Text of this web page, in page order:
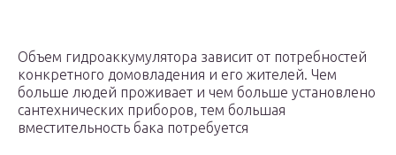
Объем гидроаккумулятора зависит от потребностей
конкретного домовладения и его жителей. Чем
больше людей проживает и чем больше установлено
сантехнических приборов, тем большая
вместительность бака потребуется